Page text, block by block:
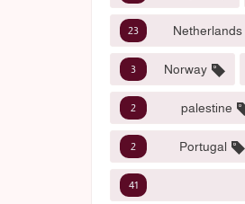
Netherlands
23
Norway
3
palestine
2
Portugal
2
41